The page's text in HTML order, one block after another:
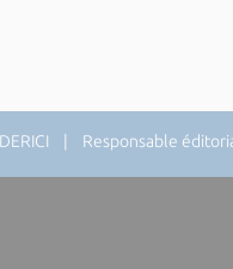
| Responsable éditorial